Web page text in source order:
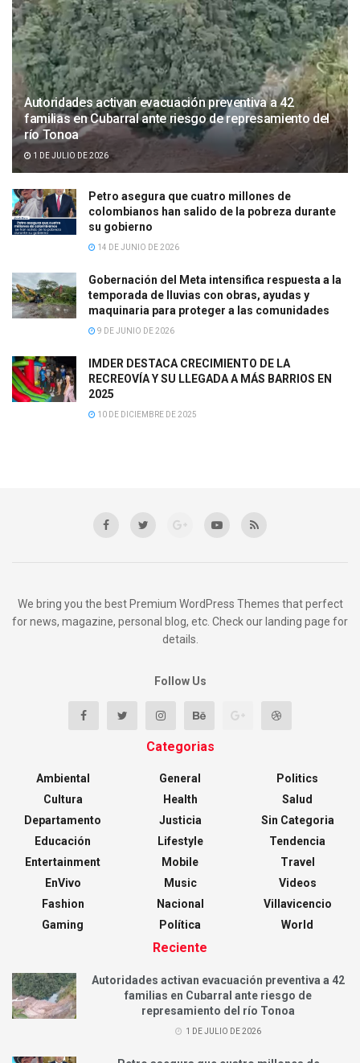
Autoridades activan evacuación preventiva a 42
familias en Cubarral ante riesgo de represamiento del
río Tonoa
1 DE JULIO DE 2026
Petro asegura que cuatro millones de
colombianos han salido de la pobreza durante
su gobierno
14 DE JUNIO DE 2026
Gobernación del Meta intensifica respuesta a la
temporada de lluvias con obras, ayudas y
maquinaria para proteger a las comunidades
9 DE JUNIO DE 2026
IMDER DESTACA CRECIMIENTO DE LA
RECREOVÍA Y SU LLEGADA A MÁS BARRIOS EN
2025
10 DE DICIEMBRE DE 2025
We bring you the best Premium WordPress Themes that perfect
for news, magazine, personal blog, etc. Check our landing page for
details.
Follow Us
Categorias
Ambiental
Cultura
Departamento
Educación
Entertainment
EnVivo
Fashion
Gaming
General
Health
Justicia
Lifestyle
Mobile
Music
Nacional
Política
Politics
Salud
Sin Categoria
Tendencia
Travel
Videos
Villavicencio
World
Reciente
Autoridades activan evacuación preventiva a 42
familias en Cubarral ante riesgo de
represamiento del río Tonoa
1 DE JULIO DE 2026